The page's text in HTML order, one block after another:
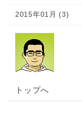
2015年01月 (3)
トップへ